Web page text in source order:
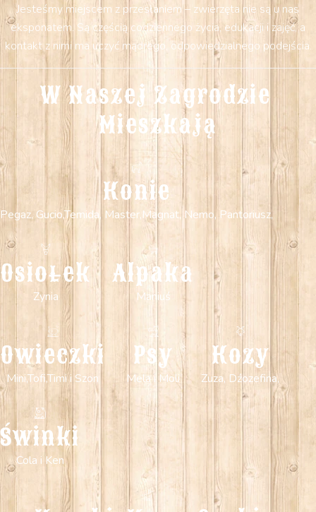
Jesteśmy miejscem z przesłaniem – zwierzęta nie są u nas
eksponatem. Są częścią codziennego życia, edukacji i zajęć, a
kontakt z nimi ma uczyć mądrego, odpowiedzialnego podejścia.
W Naszej Zagrodzie
Mieszkają
Konie
Pegaz, Gucio,Temida, Master,Magnat, Nemo, Pantoriusz,
Osiołek
Zynia
Alpaka
Maniuś
Owieczki
Mini,Tofi,Timi i Szon
Psy
Mela i Moli
Kozy
Zuza, Dźozefina,
Świnki
Cola i Ken